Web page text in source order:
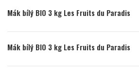
Mák bílý BIO 3 kg Les Fruits du Paradis
Mák bílý BIO 3 kg Les Fruits du Paradis